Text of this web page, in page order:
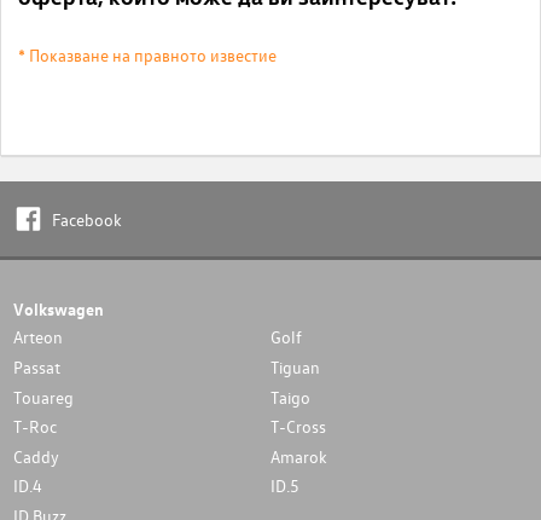
* Показване на правното известие
Facebook
Volkswagen
Arteon
Golf
Passat
Tiguan
Touareg
Taigo
T-Roc
T-Cross
Caddy
Amarok
ID.4
ID.5